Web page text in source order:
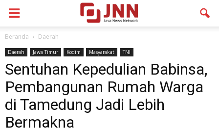
Beranda Daerah
Daerah Jawa Timur Kodim Masyarakat TNI
Sentuhan Kepedulian Babinsa,
Pembangunan Rumah Warga
di Tamedung Jadi Lebih
Bermakna